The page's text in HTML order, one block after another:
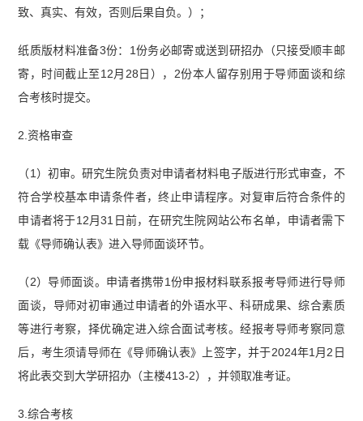
致、真实、有效，否则后果自负。）；
纸质版材料准备3份：1份务必邮寄或送到研招办（只接受顺丰邮
寄，时间截止至12月28日），2份本人留存别用于导师面谈和综
合考核时提交。
2.资格审查
（1）初审。研究生院负责对申请者材料电子版进行形式审查，不
符合学校基本申请条件者，终止申请程序。对复审后符合条件的
申请者将于12月31日前，在研究生院网站公布名单，申请者需下
载《导师确认表》进入导师面谈环节。
（2）导师面谈。申请者携带1份申报材料联系报考导师进行导师
面谈，导师对初审通过申请者的外语水平、科研成果、综合素质
等进行考察，择优确定进入综合面试考核。经报考导师考察同意
后，考生须请导师在《导师确认表》上签字，并于2024年1月2日
将此表交到大学研招办（主楼413-2），并领取准考证。
3.综合考核